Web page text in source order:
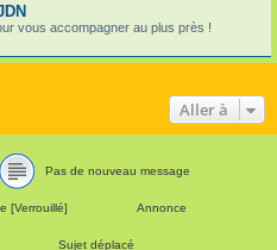
vous accompagner au plus près !
Aller à
Pas de nouveau message
[Verrouillé] Annonce
Sujet déplacé